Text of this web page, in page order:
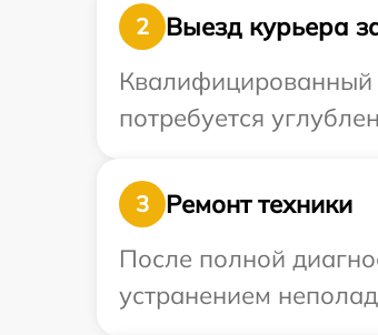
2
Выезд курьера
Квалифицированный
потребуется
3
Ремонт техники
После полной
устранением